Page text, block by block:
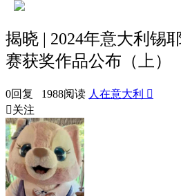
揭晓 | ​2024年意大利锡
赛获奖作品公布（上）
0回复 1988阅读 人在意大利 
关注